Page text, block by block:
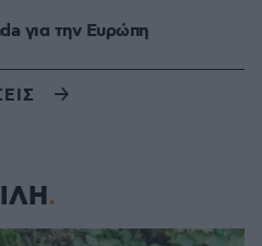
για την Ευρώπη